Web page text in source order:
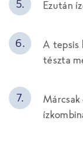
Ezután
A tepsis
tészta
Márcsak